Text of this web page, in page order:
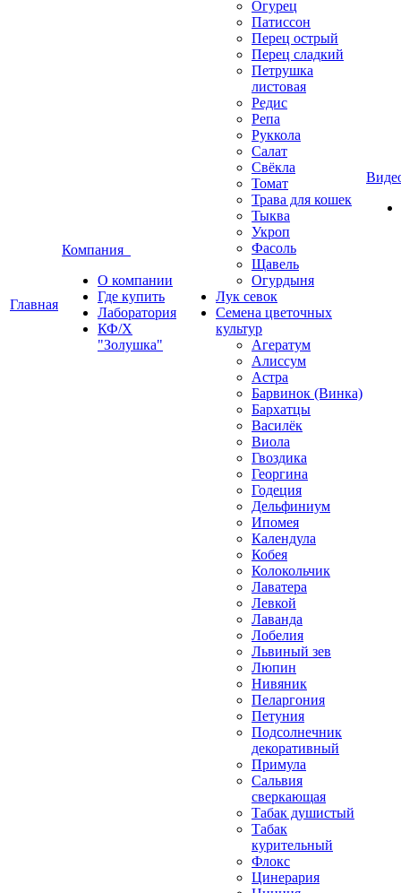
Главная
Компания
О компании
Где купить
Лаборатория
КФ/Х
"Золушка"
Огурец
Патиссон
Перец острый
Перец сладкий
Петрушка
листовая
Редис
Репа
Руккола
Салат
Свёкла
Томат
Трава для кошек
Тыква
Укроп
Фасоль
Щавель
Огурдыня
Лук севок
Семена цветочных
культур
Агератум
Алиссум
Астра
Барвинок (Винка)
Бархатцы
Василёк
Виола
Гвоздика
Георгина
Годеция
Дельфиниум
Ипомея
Календула
Кобея
Колокольчик
Лаватера
Левкой
Лаванда
Лобелия
Львиный зев
Люпин
Нивяник
Пеларгония
Петуния
Подсолнечник
декоративный
Примула
Сальвия
сверкающая
Табак душистый
Табак
курительный
Флокс
Цинерария